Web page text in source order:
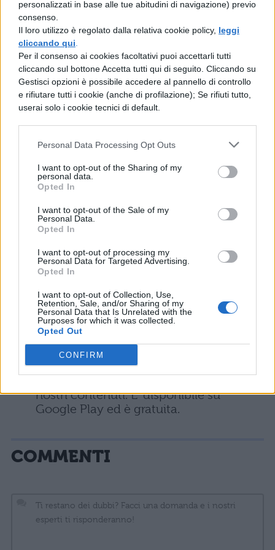
personalizzati in base alle tue abitudini di navigazione) previo
consenso.
Il loro utilizzo è regolato dalla relativa cookie policy, leggi
cliccando qui
Per il consenso ai cookies facoltativi puoi accettarli tutti
cliccando sul bottone Accetta tutti qui di seguito. Cliccando su
Gestisci opzioni è possibile accedere al pannello di controllo
e rifiutare tutti i cookie (anche di profilazione); Se rifiuti tutto,
userai solo i cookie tecnici di default.
Personal Data Processing Opt Outs
I want to opt-out of the Sharing of my
personal data.
Opted In
I want to opt-out of the Sale of my
Personal Data.
Opted In
I want to opt-out of processing my
Personal Data for Targeted Advertising.
Opted In
I want to opt-out of Collection, Use,
Retention, Sale, and/or Sharing of my
Personal Data that Is Unrelated with the
Purposes for which it was collected.
Opted Out
CONFIRM
quando comincerà a giocare insieme a
Hinata il suo carattere cambierà e imparerà a
collaborare di più sul campo. E’ un alzatore
ed è bravissimo sia in difesa che in attacco.
Kei Tsukishima è molto alto ed è il
parecchio Hinata e Kageyama, non ama le
compagni di squadra. E’ molto amico di
e amico d’infanzia di Tsukishima. Il capitano
anno, tranquillo, ma quando si arrabbia o
non riesce a superare i propri limiti fa paura.
Nel corso delle puntate, poi, conosceremo
meglio tutti gli altri compagni di squadra e
anche i membri dei team avversari.
Non dimenticate di scaricare la Blogo
nostri contenuti. E’ disponibile su
Google Play ed è gratuita.
COMMENTI